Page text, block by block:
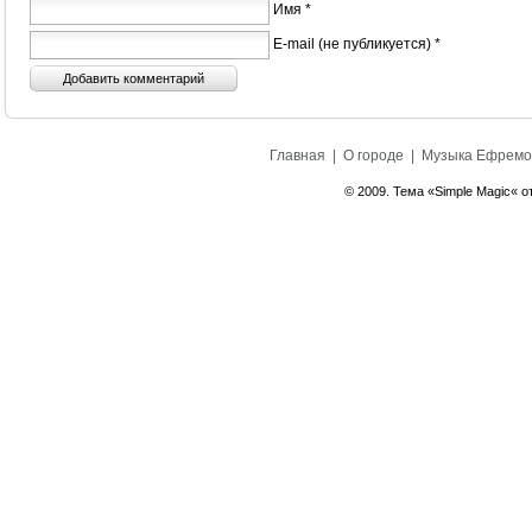
Имя *
E-mail (не публикуется) *
Главная О городе Музыка
© 2009. Тема «Simple Magic«